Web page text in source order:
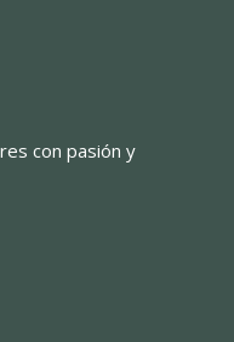
con pasión y